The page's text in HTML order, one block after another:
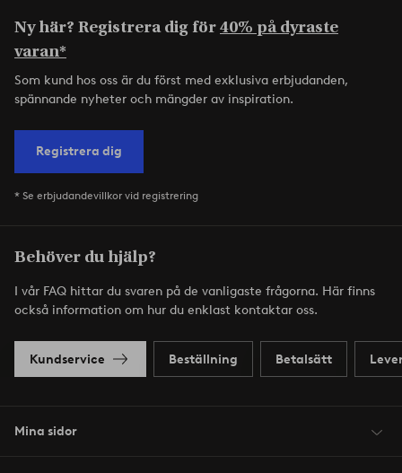
Ny här? Registrera dig för40% på dyraste
varan*
Som kund hos oss är du först med exklusiva erbjudanden,
spännande nyheter och mängder av inspiration.
Registrera dig
* Se erbjudandevillkor vid registrering
Behöver du hjälp?
I vår FAQ hittar du svaren på de vanligaste frågorna. Här finns
också information om hur du enklast kontaktar oss.
Kundservice Beställning Betalsätt
Mina sidor